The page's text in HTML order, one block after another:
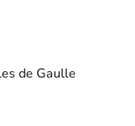
de Gaulle